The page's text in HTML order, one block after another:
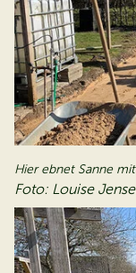
Hier ebnet Sanne
Foto: Louise